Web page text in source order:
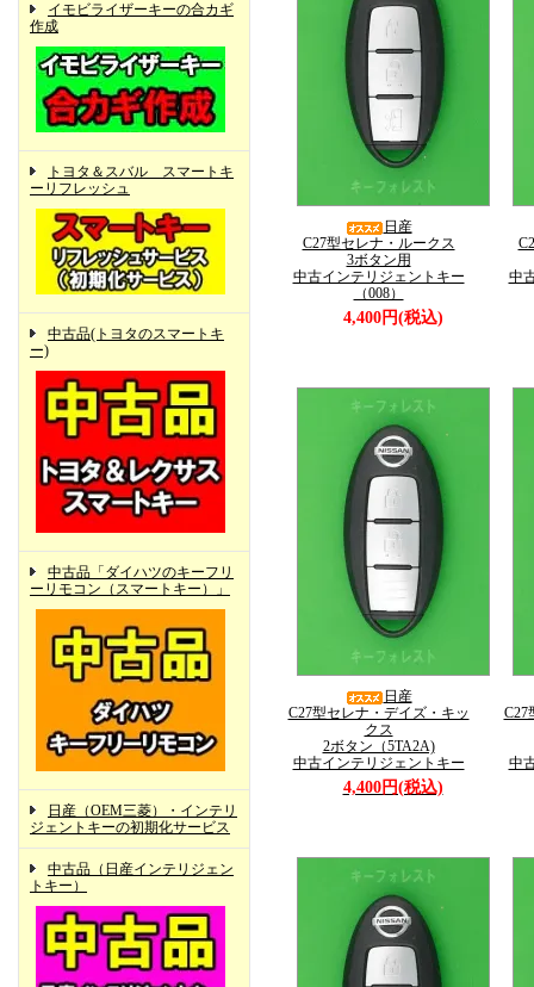
イモビライザーキーの合カギ
作成
トヨタ＆スバル スマートキ
ーリフレッシュ
中古品(トヨタのスマートキ
ー)
中古品「ダイハツのキーフリ
ーリモコン（スマートキー）」
日産（OEM三菱）・インテリ
ジェントキーの初期化サービス
中古品（日産インテリジェン
トキー）
日産
C27型セレナ・ルークス
3ボタン用
中古インテリジェントキー
（008）
4,400円(税込)
中
日産
C27型セレナ・デイズ・キッ
クス
2ボタン（5TA2A)
中古インテリジェントキー
4,400円(税込)
C27
中